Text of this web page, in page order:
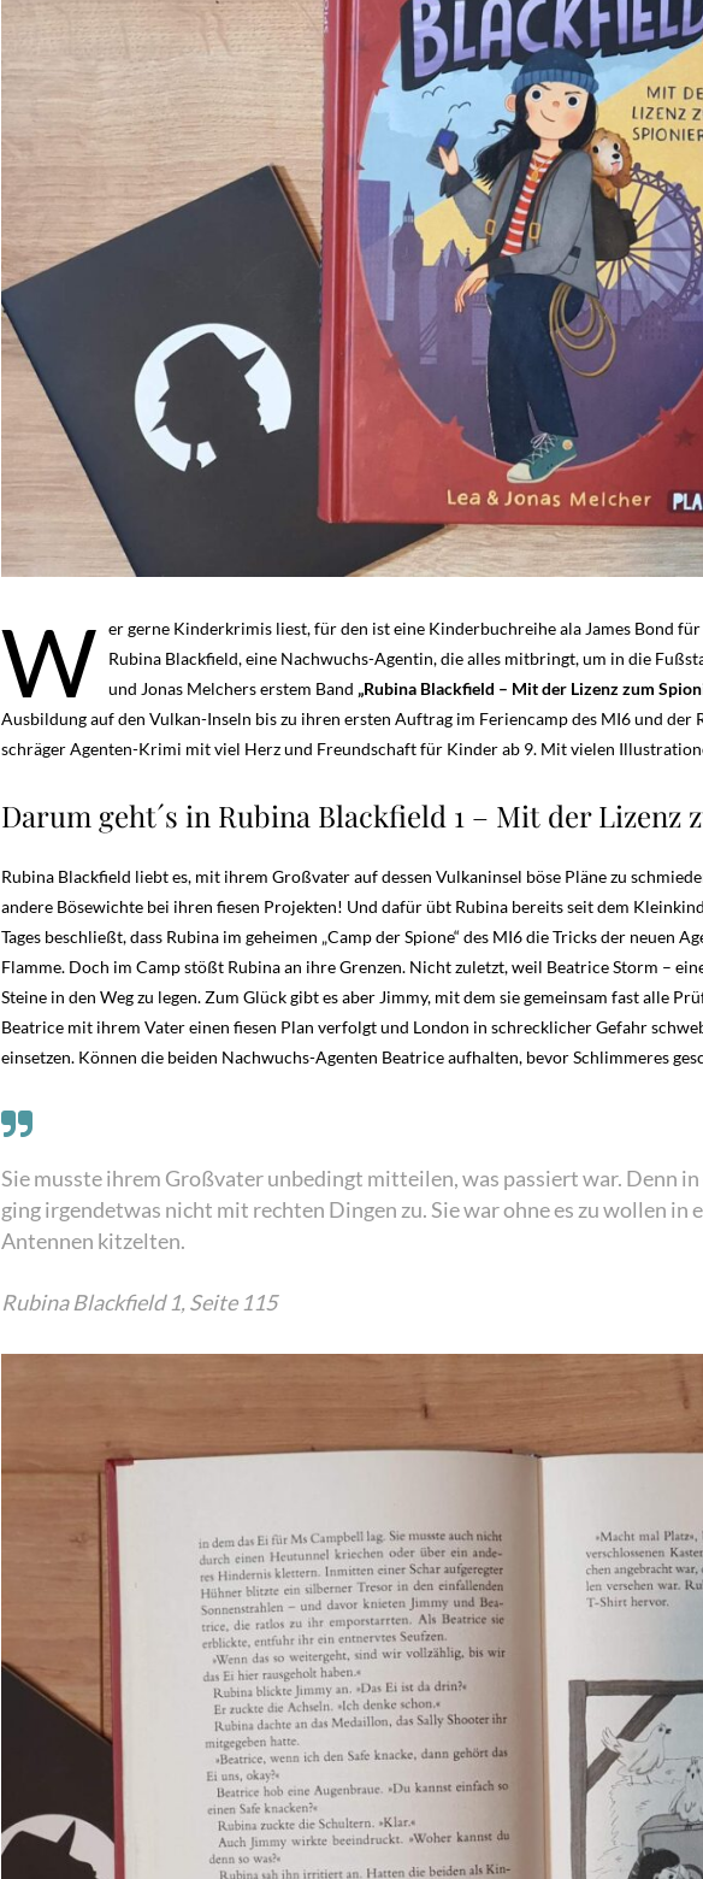
W er gerne Kinderkrimis liest, für den ist eine Kinderbuchreihe ala James Bond
Rubina Blackfield, eine Nachwuchs-Agentin, die alles mitbringt, um in die
und Jonas Melchers erstem Band „Rubina Blackfield – Mit der Lizenz zum
Ausbildung auf den Vulkan-Inseln bis zu ihren ersten Auftrag im Feriencamp des MI6 und der
schräger Agenten-Krimi mit viel Herz und Freundschaft für Kinder ab 9. Mit vielen
Darum geht´s in Rubina Blackfield 1 – Mit der Lizenz
Rubina Blackfield liebt es, mit ihrem Großvater auf dessen Vulkaninsel böse Pläne zu
andere Bösewichte bei ihren fiesen Projekten! Und dafür übt Rubina bereits seit dem
Tages beschließt, dass Rubina im geheimen „Camp der Spione“ des MI6 die Tricks der neuen
Flamme. Doch im Camp stößt Rubina an ihre Grenzen. Nicht zuletzt, weil Beatrice Storm –
Steine in den Weg zu legen. Zum Glück gibt es aber Jimmy, mit dem sie gemeinsam fast alle
Beatrice mit ihrem Vater einen fiesen Plan verfolgt und London in schrecklicher Gefahr
einsetzen. Können die beiden Nachwuchs-Agenten Beatrice aufhalten, bevor Schlimmeres
Sie musste ihrem Großvater unbedingt mitteilen, was passiert war. Denn
ging irgendetwas nicht mit rechten Dingen zu. Sie war ohne es zu wollen in
Antennen kitzelten.
Rubina Blackfield 1, Seite 115